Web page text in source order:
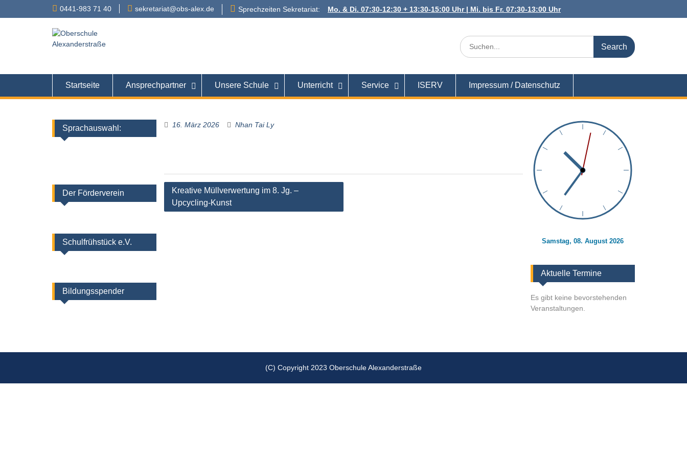
0441-983 71 40 sekretariat@obs-alex.de Sprechzeiten Sekretariat: Mo. & Di. 07:30-12:30 + 13:30-15:00 Uhr | Mi. bis Fr. 07:30-13:00 Uhr
Search
for:
Startseite Ansprechpartner Unsere Schule Unterricht Service ISERV Impressum / Datenschutz
16. März 2026 Nhan Tai Ly
Beitragsnavigation
Kreative Müllverwertung im 8. Jg. –
Upcycling-Kunst
Samstag, 08. August 2026
Aktuelle Termine
Es gibt keine bevorstehenden
Veranstaltungen.
Sprachauswahl:
Der Förderverein
Schulfrühstück e.V.
Bildungsspender
(C) Copyright 2023 Oberschule Alexanderstraße